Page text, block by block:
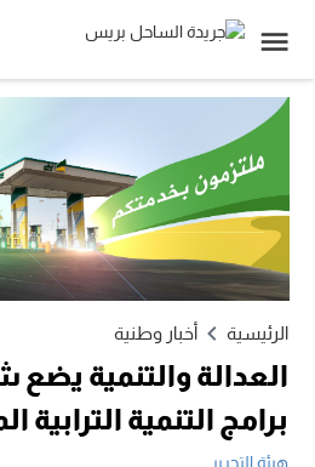
الرئيسية أخبار وطنية
العدالة والتنمية يضع
برامج التنمية الترابية
هيئة التحرير